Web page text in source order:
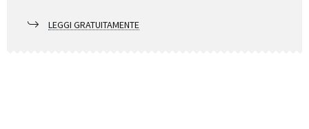
LEGGI GRATUITAMENTE